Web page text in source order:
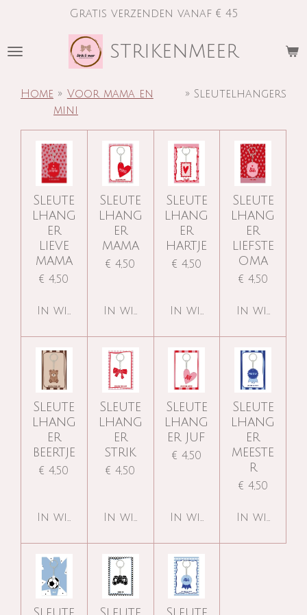
naar
strikenmeer
Gratis verzenden vanaf € 45
Home » Voor mama en
mini
» Sleutelhangers
Sleute
lhang
er
lieve
mama
€ 4,50
In winkelwagen
Sleute
lhang
er
mama
€ 4,50
In winkelwagen
Sleute
lhang
er
hartje
€ 4,50
In winkelwagen
Sleute
lhang
er
liefste
oma
€ 4,50
In
Sleute
lhang
er
beertje
€ 4,50
In winkelwagen
Sleute
lhang
er
strik
€ 4,50
In winkelwagen
Sleute
lhang
er juf
€ 4,50
In winkelwagen
Sleute
lhang
er
meeste
r
€ 4,50
In